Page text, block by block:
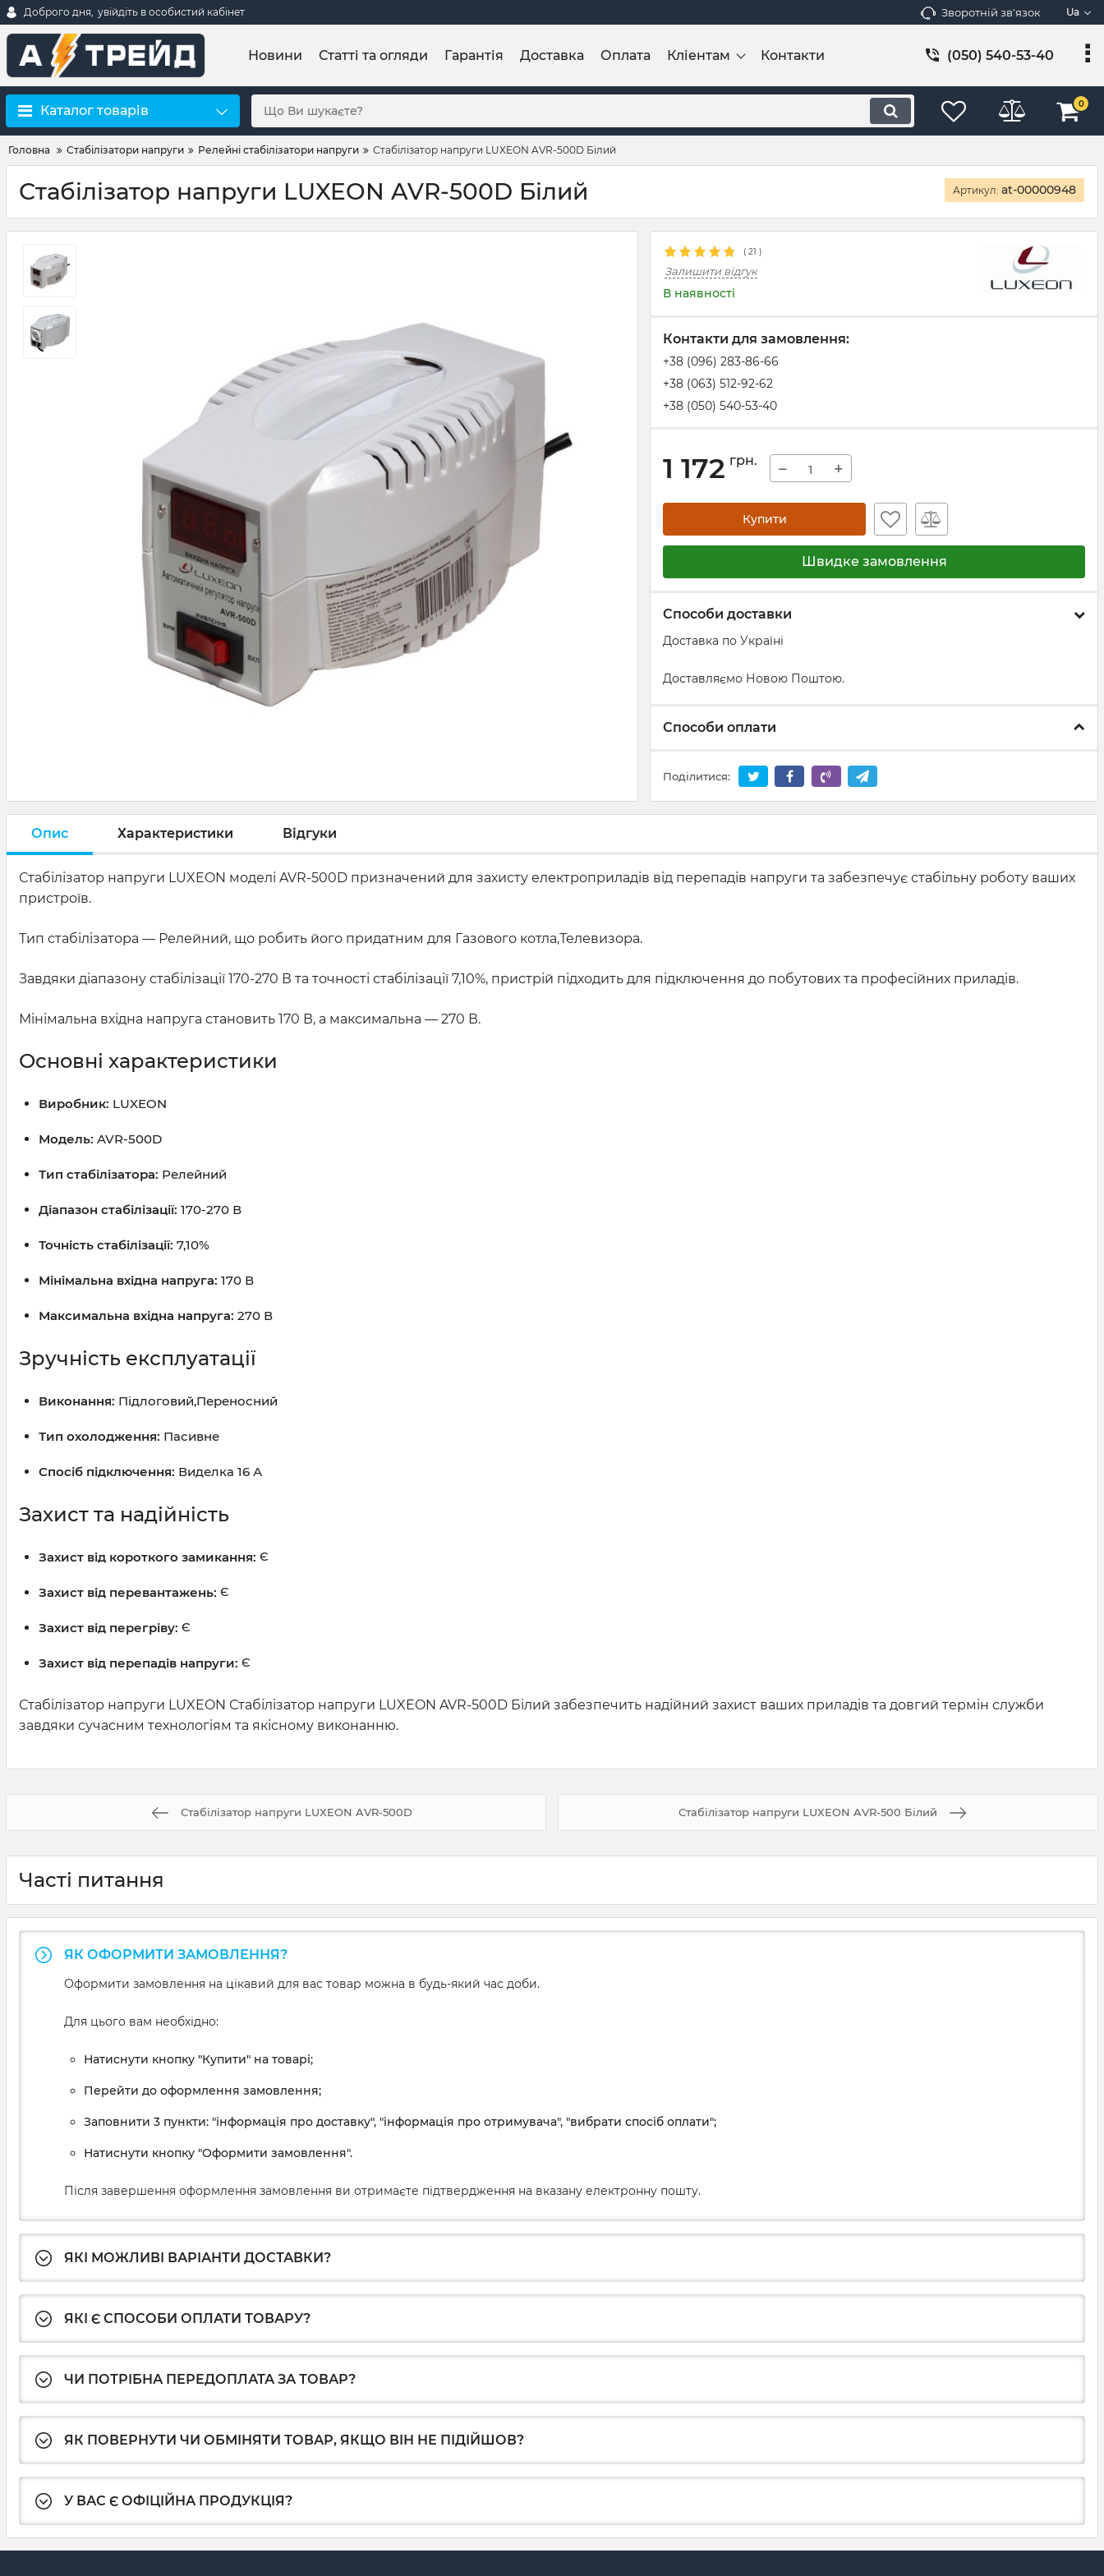
Доброго дня, увійдіть в особистий кабінет Зворотній зв'язок Ua
Новини Статті та огляди Гарантія Доставка Оплата Кліентам Контакти (050) 540-53-40
Каталог товарів 0
Головна Стабілізатори напруги Релейні стабілізатори напруги Стабілізатор напруги LUXEON AVR-500D Білий
Стабілізатор напруги LUXEON AVR-500D Білий Артикул: at-00000948
( 21 )
Залишити відгук
В наявності
Контакти для замовлення:
+38 (096) 283-86-66
+38 (063) 512-92-62
+38 (050) 540-53-40
1 172 грн. − +
Купити
Швидке замовлення
Способи доставки
Доставка по Україні
Доставляємо Новою Поштою.
Способи оплати
Поділитися:
Опис Характеристики Відгуки
Стабілізатор напруги LUXEON моделі AVR-500D призначений для захисту електроприладів від перепадів напруги та забезпечує стабільну роботу ваших
пристроїв.
Тип стабілізатора — Релейний, що робить його придатним для Газового котла,Телевизора.
Завдяки діапазону стабілізації 170-270 В та точності стабілізації 7,10%, пристрій підходить для підключення до побутових та професійних приладів.
Мінімальна вхідна напруга становить 170 В, а максимальна — 270 В.
Основні характеристики
Виробник: LUXEON
Модель: AVR-500D
Тип стабілізатора: Релейний
Діапазон стабілізації: 170-270 В
Точність стабілізації: 7,10%
Мінімальна вхідна напруга: 170 В
Максимальна вхідна напруга: 270 В
Зручність експлуатації
Виконання: Підлоговий,Переносний
Тип охолодження: Пасивне
Спосіб підключення: Виделка 16 А
Захист та надійність
Захист від короткого замикання: Є
Захист від перевантажень: Є
Захист від перегріву: Є
Захист від перепадів напруги: Є
Стабілізатор напруги LUXEON Стабілізатор напруги LUXEON AVR-500D Білий забезпечить надійний захист ваших приладів та довгий термін служби
завдяки сучасним технологіям та якісному виконанню.
Стабілізатор напруги LUXEON AVR-500D Стабілізатор напруги LUXEON AVR-500 Білий
Часті питання
ЯК ОФОРМИТИ ЗАМОВЛЕННЯ?
Оформити замовлення на цікавий для вас товар можна в будь-який час доби.
Для цього вам необхідно:
Натиснути кнопку "Купити" на товарі;
Перейти до оформлення замовлення;
Заповнити 3 пункти: "інформація про доставку", "інформація про отримувача", "вибрати спосіб оплати";
Натиснути кнопку "Оформити замовлення".
Після завершення оформлення замовлення ви отримаєте підтвердження на вказану електронну пошту.
ЯКІ МОЖЛИВІ ВАРІАНТИ ДОСТАВКИ?
ЯКІ Є СПОСОБИ ОПЛАТИ ТОВАРУ?
ЧИ ПОТРІБНА ПЕРЕДОПЛАТА ЗА ТОВАР?
ЯК ПОВЕРНУТИ ЧИ ОБМІНЯТИ ТОВАР, ЯКЩО ВІН НЕ ПІДІЙШОВ?
У ВАС Є ОФІЦІЙНА ПРОДУКЦІЯ?